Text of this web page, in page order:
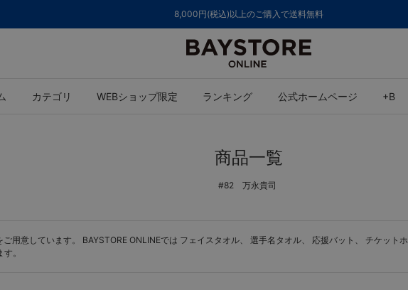
ご注文集中による発送についてのお知らせ
カテゴリ WEBショップ限定 ランキング 公式ホームページ +B
商品一覧
#82 万永貴司
用意しています。 BAYSTORE ONLINEでは フェイスタオル、 選手名タオル、 応援バット 、 チケット
。